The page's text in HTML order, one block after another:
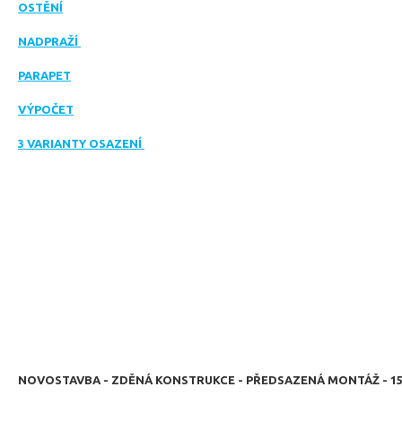
OSTĚNÍ
NADPRAŽÍ
PARAPET
VÝPOČET
3 VARIANTY OSAZENÍ
NOVOSTAVBA - ZDĚNÁ KONSTRUKCE - PŘEDSAZENÁ MONTÁŽ -